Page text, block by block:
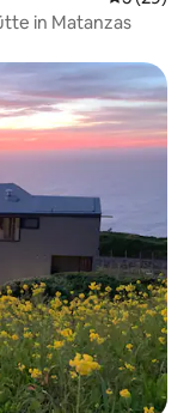
in Matanzas